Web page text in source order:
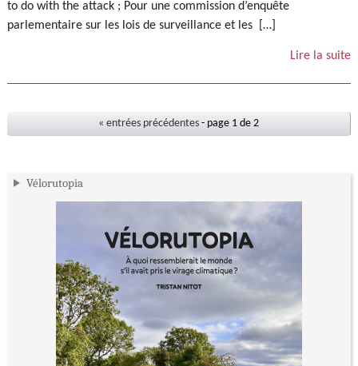
to do with the attack ; Pour une commission d’enquête
parlementaire sur les lois de surveillance et les […]
Lire la suite
« entrées précédentes - page 1 de 2
Vélorutopia